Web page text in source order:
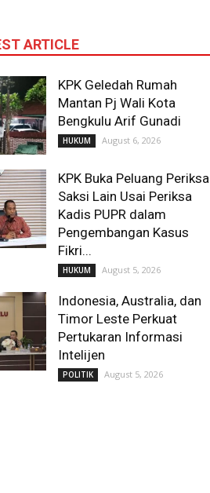
ARTICLE
KPK Geledah Rumah
Mantan Pj Wali Kota
Bengkulu Arif Gunadi
HUKUM August 6, 2026
KPK Buka Peluang Periksa
Saksi Lain Usai Periksa
Kadis PUPR dalam
Pengembangan Kasus
Fikri...
HUKUM August 5, 2026
Indonesia, Australia, dan
Timor Leste Perkuat
Pertukaran Informasi
Intelijen
POLITIK August 5, 2026